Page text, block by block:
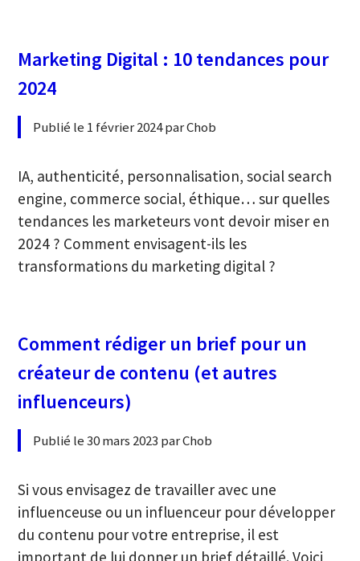
Marketing Digital : 10 tendances pour
2024
Publié le 1 février 2024 par Chob
IA, authenticité, personnalisation, social search
engine, commerce social, éthique… sur quelles
tendances les marketeurs vont devoir miser en
2024 ? Comment envisagent-ils les
transformations du marketing digital ?
Comment rédiger un brief pour un
créateur de contenu (et autres
influenceurs)
Publié le 30 mars 2023 par Chob
Si vous envisagez de travailler avec une
influenceuse ou un influenceur pour développer
du contenu pour votre entreprise, il est
important de lui donner un brief détaillé. Voici